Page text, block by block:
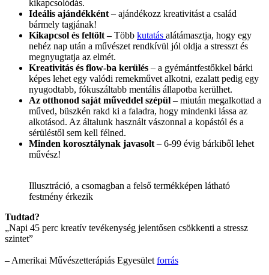
kikapcsolódás.
Ideális ajándékként – ajándékozz kreativitást a család
bármely tagjának!
Kikapcsol és feltölt –Több kutatás alátámasztja, hogy egy
nehéz nap után a művészet rendkívül jól oldja a stresszt és
megnyugtatja az elmét.
Kreativitás és flow-ba kerülés – a gyémántfestőkkel bárki
képes lehet egy valódi remekművet alkotni, ezalatt pedig egy
nyugodtabb, fókuszáltabb mentális állapotba kerülhet.
Az otthonod saját műveddel szépül – miután megalkottad a
műved, büszkén rakd ki a faladra, hogy mindenki lássa az
alkotásod. Az általunk használt vászonnal a kopástól és a
sérüléstől sem kell félned.
Minden korosztálynak javasolt – 6-99 évig bárkiből lehet
művész!
Illusztráció, a csomagban a felső termékképen látható
festmény érkezik
Tudtad?
„Napi 45 perc kreatív tevékenység jelentősen csökkenti a stressz
szintet”
– Amerikai Művészetterápiás Egyesület forrás